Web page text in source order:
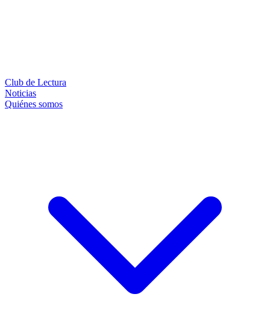
Club de Lectura
Noticias
Quiénes somos